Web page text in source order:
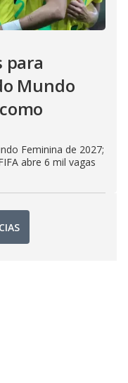
para
Mundo
Feminina de 2027;
abre 6 mil vagas